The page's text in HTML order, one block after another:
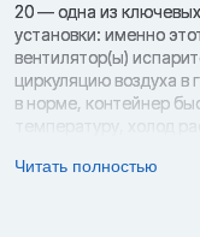
20 — одна из
установки: именно
вентилятор(ы)
циркуляцию воздуха в
в норме, контейнер
температуру, холод
двигателя ситуация
Читать полностью